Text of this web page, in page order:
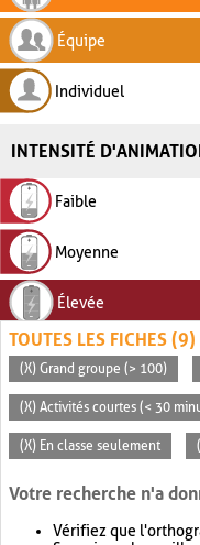
Équipe
Individuel
INTENSITÉ
Faible
Moyenne
Élevée
TOUTES LES FICHES (9)
(X) Grand groupe (> 100)
(X) Activités courtes (< 30
(X) En classe seulement
Votre recherche n'a
Vérifiez que